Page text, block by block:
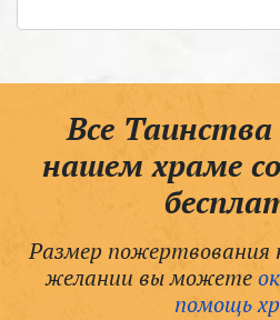
Все
нашем храме
Размер пожертвования
желании вы можете
помощь